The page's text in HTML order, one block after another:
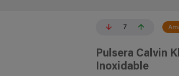
7
Pulsera Calvin
Inoxidable